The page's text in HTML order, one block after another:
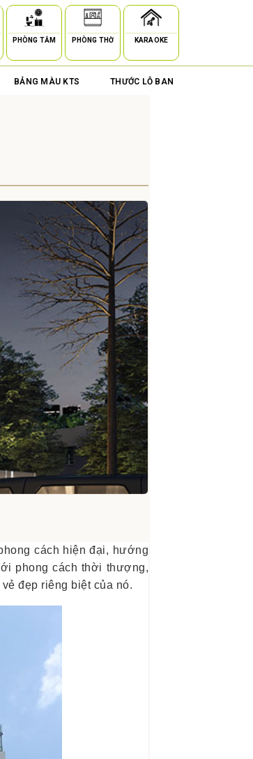
PHÒNG TẮM PHÒNG THỜ KARAOKE
BẢNG MÀU KTS THƯỚC LỖ BAN
cách hiện đại, hướng
phong cách thời thượng,
đẹp riêng biệt của nó.